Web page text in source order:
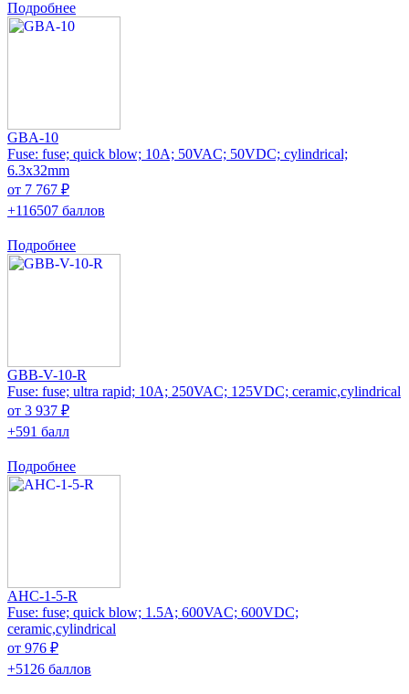
Подробнее
GBA-10
Fuse: fuse; quick blow; 10A; 50VAC; 50VDC; cylindrical;
6.3x32mm
от 7 767 ₽
+116507 баллов
Подробнее
GBB-V-10-R
Fuse: fuse; ultra rapid; 10A; 250VAC; 125VDC; ceramic,cylindrical
от 3 937 ₽
+591 балл
Подробнее
AHC-1-5-R
Fuse: fuse; quick blow; 1.5A; 600VAC; 600VDC;
ceramic,cylindrical
от 976 ₽
+5126 баллов